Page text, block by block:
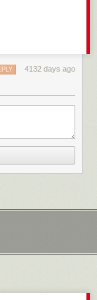
4132 days ago